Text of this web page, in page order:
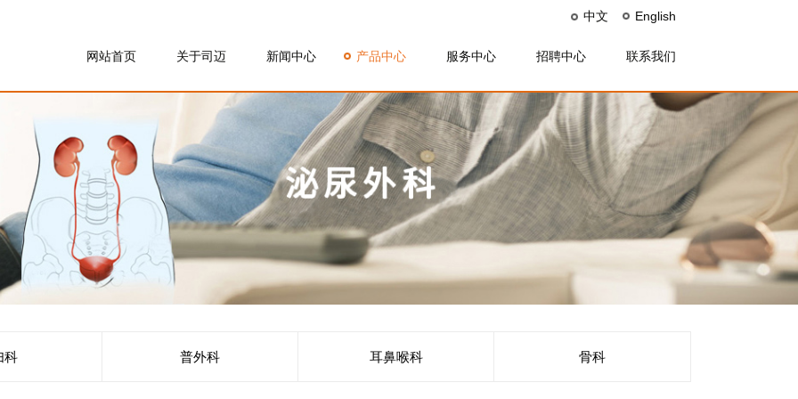
中文 English
网站首页 关于司迈 新闻中心 产品中心 服务中心 招聘中心 联系我们
科 普外科 耳鼻喉科 骨科